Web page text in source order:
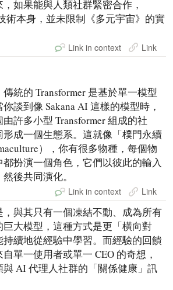
如果能與人類社群緊密合作，
術本身，並未限制《多元宇宙》的實
Link in context Link
統的 Transformer 是基於單一模型
談到像 Sakana AI 這樣的模型時，
許多小型 Transformer 組成的社
形成一個生態系。這就像「樸門永續
），你有很多物種，每個物
扮演一個角色，它們以彼此的輸入
後共同演化。
Link in context Link
，與其只有一個凍結不動、成為所有
巨大模型，這種方式是更「橫向對
持續地從經驗中學習。而經驗的回饋
單一使用者或單一 CEO 的奇想，
與 AI 代理人社群的「關係健康」訊